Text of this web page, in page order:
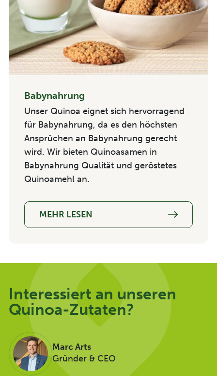
Babynahrung
Unser Quinoa eignet sich hervorragend
für Babynahrung, da es den höchsten
Ansprüchen an Babynahrung gerecht
wird. Wir bieten Quinoasamen in
Babynahrung Qualität und geröstetes
Quinoamehl an.
MEHR LESEN
Interessiert an unseren
Quinoa-Zutaten?
Marc Arts
Gründer & CEO